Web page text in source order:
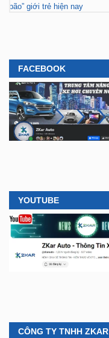
bão” giới trẻ hiện nay
FACEBOOK
YOUTUBE
CÔNG TY TNHH ZKAR